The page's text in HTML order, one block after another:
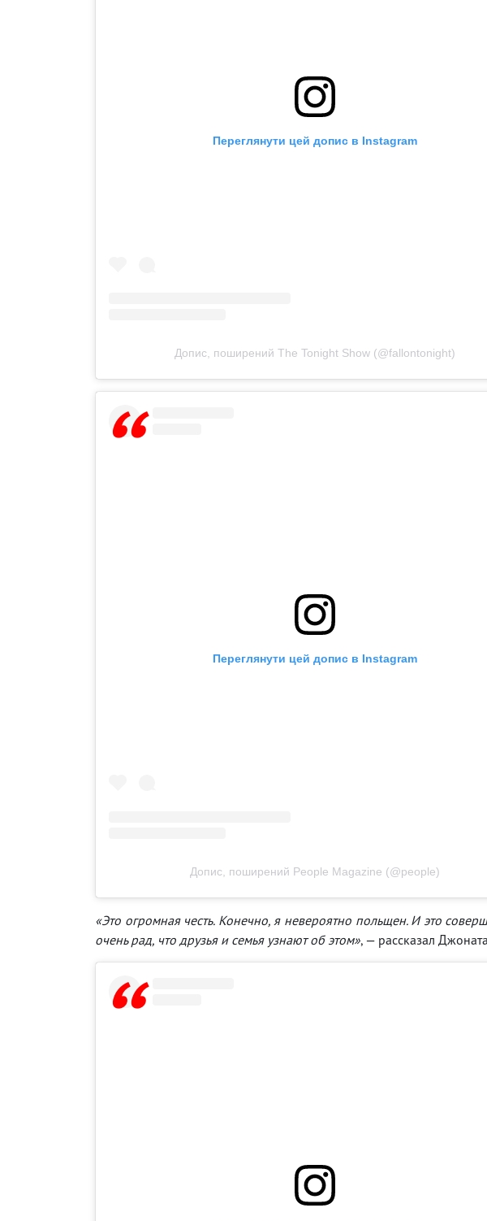
Переглянути цей допис в Instagram
Допис, поширений The Tonight Show (@fallontonight)
Переглянути цей допис в Instagram
Допис, поширений People Magazine (@people)
«Это огромная честь. Конечно, я невероятно польщен. И это
очень рад, что друзья и семья узнают об этом», — рассказал